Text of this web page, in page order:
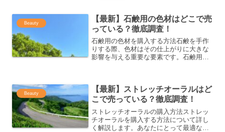
Beauty
【最新】石鹸用の色材はどこで売
っている？徹底調査！
石鹸用の色材を購入する方法石鹸を手作
りする際、色材はその仕上がりに大きな
影響を与える重要な要素です。石鹸用の
まで詳しく解説します。石...
Beauty
【最新】ストレッチオーラルはど
こで売っている？徹底調査！
ストレッチオーラルの購入方法ストレッ
チオーラルを購入する方法について詳し
く解説します。あなたにとって最適な購